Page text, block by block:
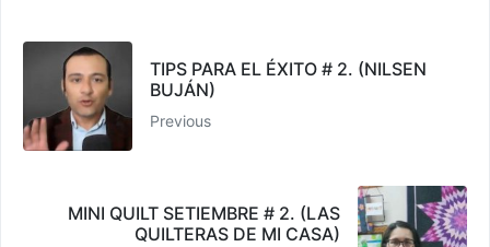
TIPS PARA EL ÉXITO # 2. (NILSEN
BUJÁN)
Previous
MINI QUILT SETIEMBRE # 2. (LAS
QUILTERAS DE MI CASA)